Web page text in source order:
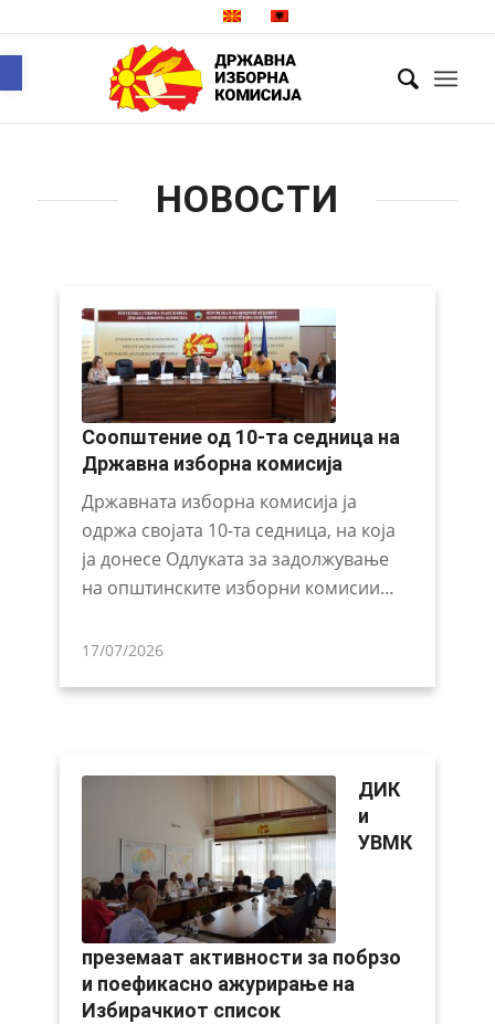
НОВОСТИ
Соопштение од 10-та седница на
Државна изборна комисија
Државната изборна комисија ја
одржа својата 10-та седница, на која
ја донесе Одлуката за задолжување
на општинските изборни комисии…
17/07/2026
ДИК
и
УВМК
преземаат активности за побрзо
и поефикасно ажурирање на
Избирачкиот список
Open toolbar